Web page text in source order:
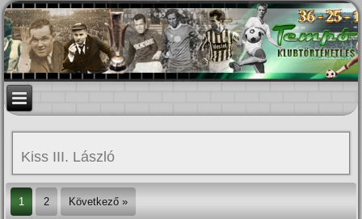
Kiss III. László
1 2 Következő »